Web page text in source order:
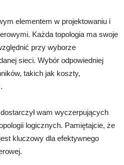
elementem w projektowaniu i
Każda topologia ma swoje
przy wyborze
sieci. Wybór odpowiedniej
takich jak koszty,
wam wyczerpujących
logicznych. Pamiętajcie, że
kluczowy dla efektywnego